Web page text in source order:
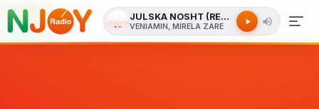
JULSKA NOSHT (REMIX by IVAN TISHEV)
VENIAMIN, MIRELA ZARE